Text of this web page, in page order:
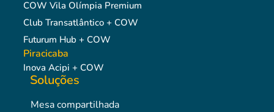
COW Vila Olímpia Premium
Club Transatlântico + COW
Futurum Hub + COW
Piracicaba
Inova Acipi + COW
Soluções
Mesa compartilhada